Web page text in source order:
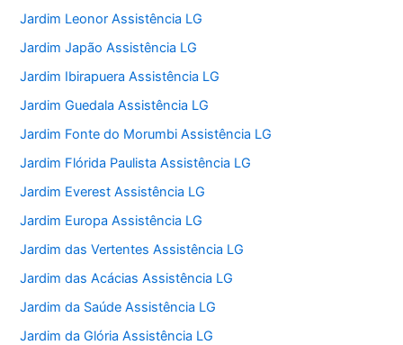
Jardim Leonor Assistência LG
Jardim Japão Assistência LG
Jardim Ibirapuera Assistência LG
Jardim Guedala Assistência LG
Jardim Fonte do Morumbi Assistência LG
Jardim Flórida Paulista Assistência LG
Jardim Everest Assistência LG
Jardim Europa Assistência LG
Jardim das Vertentes Assistência LG
Jardim das Acácias Assistência LG
Jardim da Saúde Assistência LG
Jardim da Glória Assistência LG